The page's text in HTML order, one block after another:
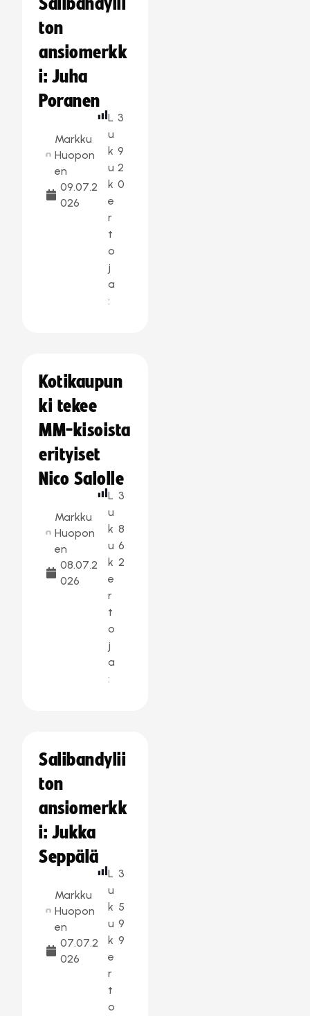
Salibandylii
ton
ansiomerkk
i: Juha
Poranen
Markku
Huopon
en
09.07.2
026
L
u
k
u
k
e
r
t
o
j
a
:
3
9
2
0
Kotikaupun
ki tekee
MM-kisoista
erityiset
Nico Salolle
Markku
Huopon
en
08.07.2
026
L
u
k
u
k
e
r
t
o
j
a
:
3
8
6
2
Salibandylii
ton
ansiomerkk
i: Jukka
Seppälä
Markku
Huopon
en
07.07.2
026
L
u
k
u
k
e
r
t
o
3
5
9
9